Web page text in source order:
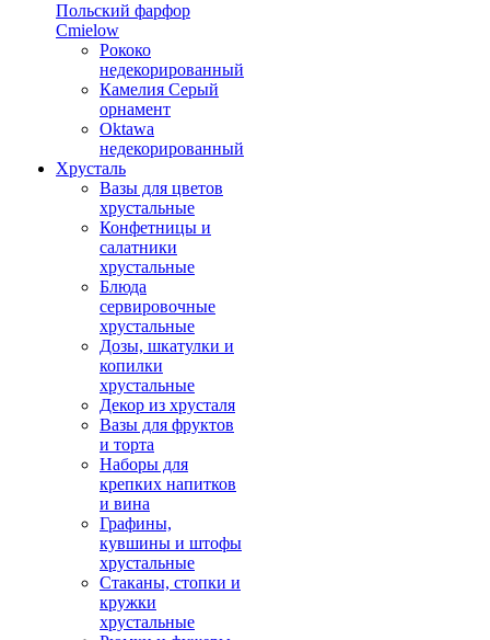
Польский фарфор
Сmielow
Рококо
недекорированный
Камелия Серый
орнамент
Oktawa
недекорированный
Хрусталь
Вазы для цветов
хрустальные
Конфетницы и
салатники
хрустальные
Блюда
сервировочные
хрустальные
Дозы, шкатулки и
копилки
хрустальные
Декор из хрусталя
Вазы для фруктов
и торта
Наборы для
крепких напитков
и вина
Графины,
кувшины и штофы
хрустальные
Стаканы, стопки и
кружки
хрустальные